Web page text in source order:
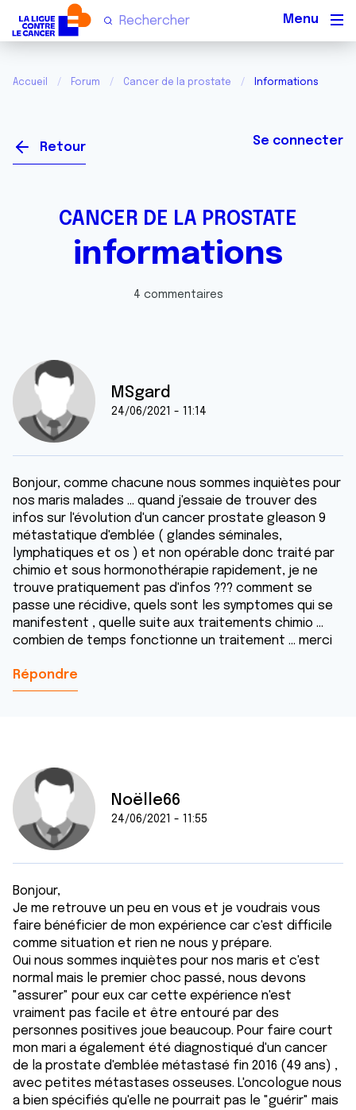
Accueil Forum Cancer de la prostate Informations
Retour Se connecter
CANCER DE LA PROSTATE
informations
4 commentaires
MSgard
24/06/2021 - 11:14
Bonjour, comme chacune nous sommes inquiètes pour
nos maris malades ... quand j'essaie de trouver des
infos sur l'évolution d'un cancer prostate gleason 9
métastatique d'emblée ( glandes séminales,
lymphatiques et os ) et non opérable donc traité par
chimio et sous hormonothérapie rapidement, je ne
trouve pratiquement pas d'infos ??? comment se
passe une récidive, quels sont les symptomes qui se
manifestent , quelle suite aux traitements chimio ...
combien de temps fonctionne un traitement ... merci
Répondre
Noëlle66
24/06/2021 - 11:55
Bonjour,
Je me retrouve un peu en vous et je voudrais vous
faire bénéficier de mon expérience car c'est difficile
comme situation et rien ne nous y prépare.
Oui nous sommes inquiètes pour nos maris et c'est
normal mais le premier choc passé, nous devons
"assurer" pour eux car cette expérience n'est
vraiment pas facile et être entouré par des
personnes positives joue beaucoup. Pour faire court
mon mari a également été diagnostiqué d'un cancer
de la prostate d'emblée métastasé fin 2016 (49 ans) ,
avec petites métastases osseuses. L'oncologue nous
a bien spécifiés qu'elle ne pourrait pas le "guérir" mais